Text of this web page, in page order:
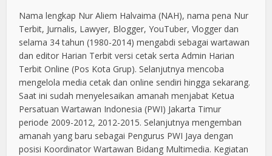
Nama lengkap Nur Aliem Halvaima (NAH), nama pena Nur
Terbit, Jurnalis, Lawyer, Blogger, YouTuber, Vlogger dan
selama 34 tahun (1980-2014) mengabdi sebagai wartawan
dan editor Harian Terbit versi cetak serta Admin Harian
Terbit Online (Pos Kota Grup). Selanjutnya mencoba
mengelola media cetak dan online sendiri hingga sekarang.
Saat ini sudah menyelesaikan amanah menjabat Ketua
Persatuan Wartawan Indonesia (PWI) Jakarta Timur
periode 2009-2012, 2012-2015. Selanjutnya mengemban
amanah yang baru sebagai Pengurus PWI Jaya dengan
posisi Koordinator Wartawan Bidang Multimedia. Kegiatan